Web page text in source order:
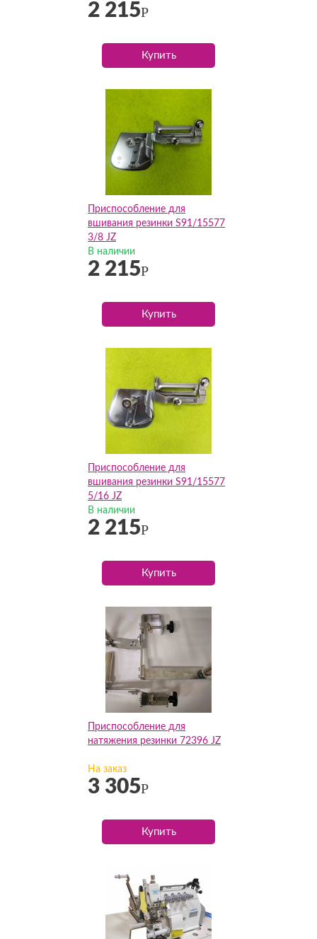
2 215Р
Купить
Приспособление для
вшивания резинки S91/15577
3/8 JZ
В наличии
2 215Р
Купить
Приспособление для
вшивания резинки S91/15577
5/16 JZ
В наличии
2 215Р
Купить
Приспособление для
натяжения резинки 72396 JZ
На заказ
3 305Р
Купить